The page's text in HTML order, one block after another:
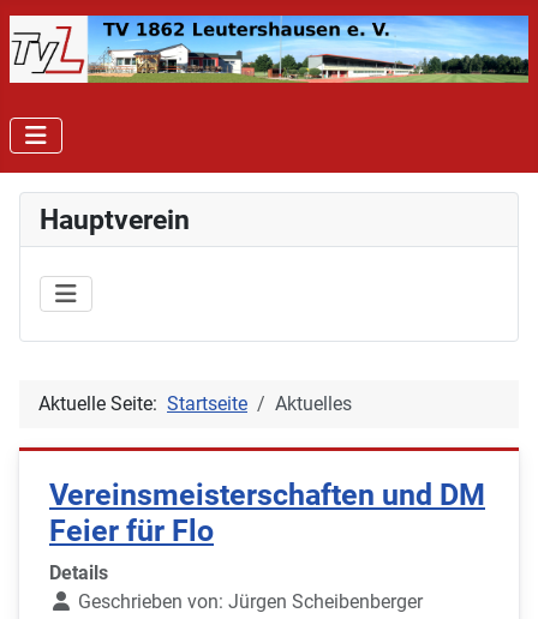
Hauptverein
Aktuelle Seite: Startseite Aktuelles
Vereinsmeisterschaften und DM
Feier für Flo
Details
Geschrieben von: Jürgen Scheibenberger